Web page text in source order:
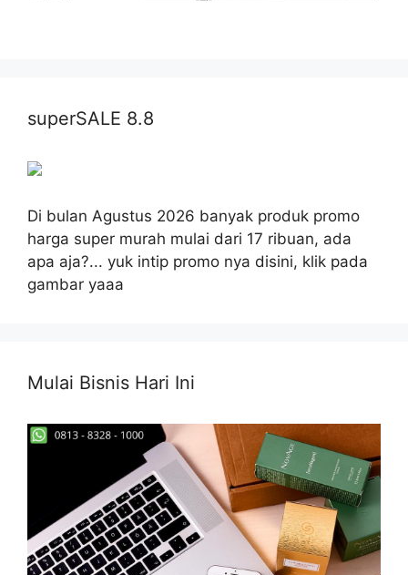
superSALE 8.8
Di bulan Agustus 2026 banyak produk promo
harga super murah mulai dari 17 ribuan, ada
apa aja?... yuk intip promo nya disini, klik pada
gambar yaaa
Mulai Bisnis Hari Ini